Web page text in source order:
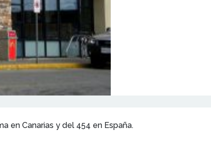
en Canarias y del 454 en España.